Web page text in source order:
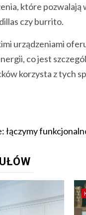
które
czy burrito.
urządzeniami
co jest
korzysta z tych
łączymy